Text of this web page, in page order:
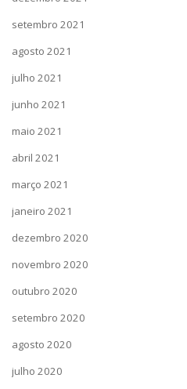
setembro 2021
agosto 2021
julho 2021
junho 2021
maio 2021
abril 2021
março 2021
janeiro 2021
dezembro 2020
novembro 2020
outubro 2020
setembro 2020
agosto 2020
julho 2020